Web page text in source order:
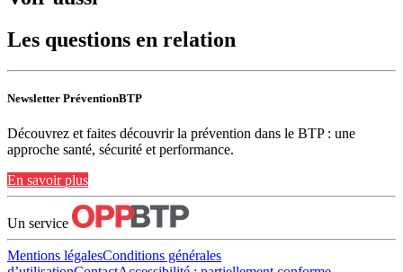
Les questions en relation
Newsletter PréventionBTP
Découvrez et faites découvrir la prévention dans le BTP : une
approche santé, sécurité et performance.
En savoir plus
Un service
Mentions légalesConditions générales